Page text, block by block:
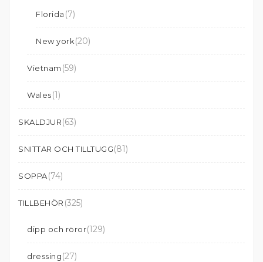
Florida (7)
New york(20)
Vietnam (59)
Wales(1)
SKALDJUR(63)
SNITTAR OCH TILLTUGG(81)
SOPPA(74)
TILLBEHÖR (325)
dipp och röror(129)
dressing(27)